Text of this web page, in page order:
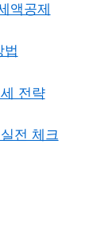
액공제
법
전략
전 체크